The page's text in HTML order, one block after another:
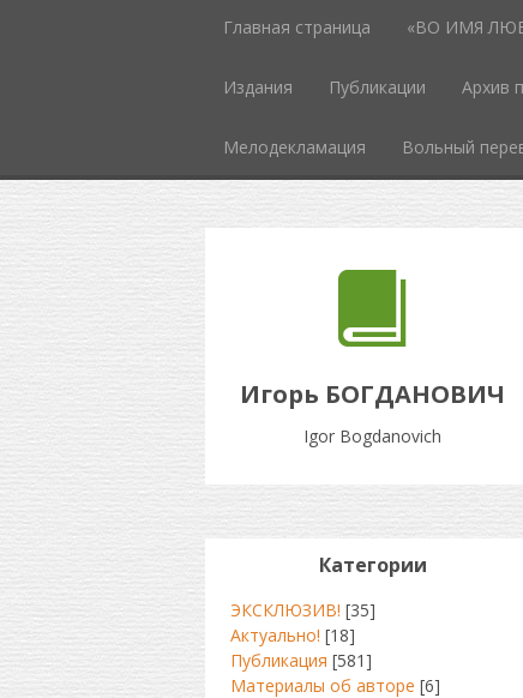
Главная страница «ВО ИМЯ
Издания Публикации Архив
Мелодекламация Вольный
Игорь БОГДАНОВИЧ
Igor Bogdanovich
Категории
ЭКСКЛЮЗИВ! [35]
Актуально! [18]
Публикация [581]
Материалы об авторе [6]